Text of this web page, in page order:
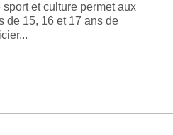
sport et culture permet aux
de 15, 16 et 17 ans de